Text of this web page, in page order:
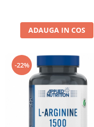
ADAUGA IN COS
-22%